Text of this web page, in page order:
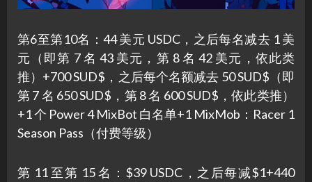
第6至第10名：44 美元 USDC，之后每名减去 1 美
元（即第 7 名 43 美元，第 8 名 42 美元，依此类
推）+700 SUD$，之后每个名额减去 50 SUD$（即
第 7 名 650 SUD$，第 8 名 600 SUD$，依此类推）
+1 个 Power 4 MixBot 白名单+1 MixMob：Racer 1
Season Pass（付费等级）
第 11 至第 15 名：$39 USDC，之后每减$1+440